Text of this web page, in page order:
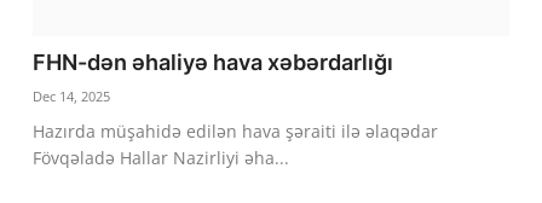
FHN-dən əhaliyə hava xəbərdarlığı
Dec 14, 2025
Hazırda müşahidə edilən hava şəraiti ilə əlaqədar
Fövqəladə Hallar Nazirliyi əha...